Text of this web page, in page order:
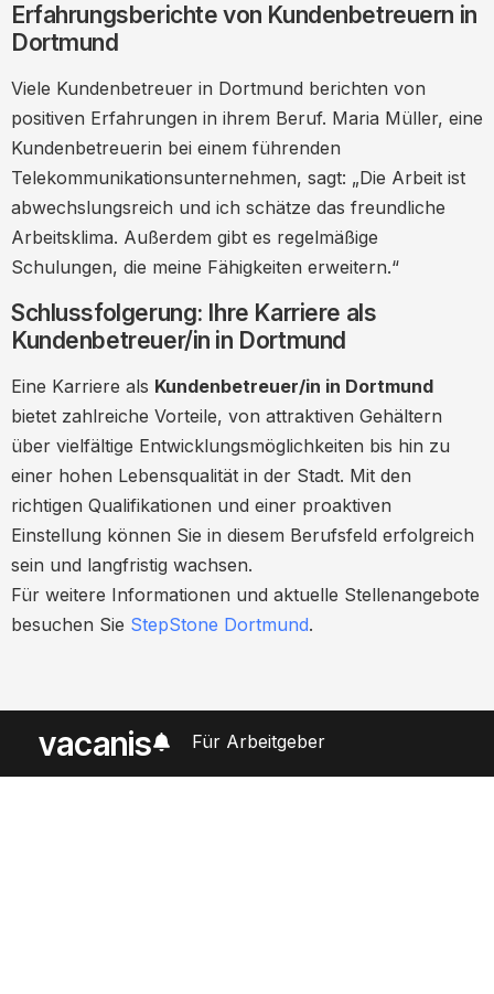
Erfahrungsberichte von Kundenbetreuern in
Dortmund
Viele Kundenbetreuer in Dortmund berichten von
positiven Erfahrungen in ihrem Beruf. Maria Müller, eine
Kundenbetreuerin bei einem führenden
Telekommunikationsunternehmen, sagt: „Die Arbeit ist
abwechslungsreich und ich schätze das freundliche
Arbeitsklima. Außerdem gibt es regelmäßige
Schulungen, die meine Fähigkeiten erweitern.“
Schlussfolgerung: Ihre Karriere als
Kundenbetreuer/in in Dortmund
Eine Karriere als Kundenbetreuer/in in Dortmund
bietet zahlreiche Vorteile, von attraktiven Gehältern
über vielfältige Entwicklungsmöglichkeiten bis hin zu
einer hohen Lebensqualität in der Stadt. Mit den
richtigen Qualifikationen und einer proaktiven
Einstellung können Sie in diesem Berufsfeld erfolgreich
sein und langfristig wachsen.
Für weitere Informationen und aktuelle Stellenangebote
besuchen Sie StepStone Dortmund.
vacanis Für Arbeitgeber